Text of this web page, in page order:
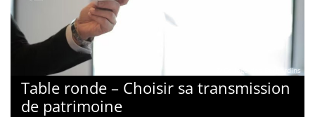
© Collège des Bernardins
Table ronde – Choisir sa transmission
de patrimoine